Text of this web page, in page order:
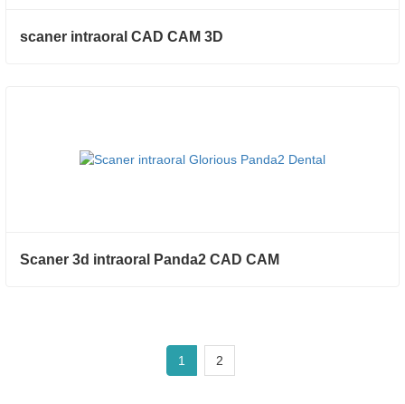
scaner intraoral CAD CAM 3D
Scaner 3d intraoral Panda2 CAD CAM
1 2